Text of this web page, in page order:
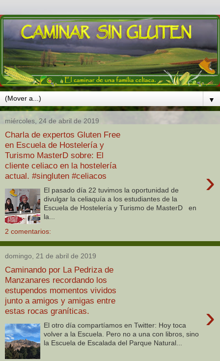
▼
miércoles, 24 de abril de 2019
Charla de expertos Gluten Free
en Escuela de Hostelería y
Turismo MasterD sobre: El
cliente celiaco en la hostelería
actual. #singluten #celiacos
›
El pasado día 22 tuvimos la oportunidad de
divulgar la celiaquía a los estudiantes de la
Escuela de Hostelería y Turismo de MasterD en
la...
2 comentarios:
domingo, 21 de abril de 2019
Caminando por La Pedriza de
Manzanares recordando los
estupendos momentos vividos
junto a amigos y amigas entre
estas rocas graníticas.
›
El otro día compartíamos en Twitter: Hoy toca
volver a la Escuela. Pero no a una con libros, sino
la Escuela de Escalada del Parque Natural...